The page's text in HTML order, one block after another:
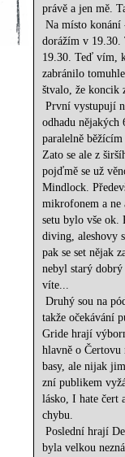
právě a jen mě.
Na místo
dorážím v 19.30.
19.30. Teď vím,
zabránilo
štvalo, že koncik
První vystupují
odhadu nějakých
paralelně
Zato se ale z
pojďmě se už
Mindlock.
mikrofonem a ne
setu bylo vše ok.
diving, aleshovy
pak se set nějak
nebyl starý
víte...
Druhý sou na
takže očekávání
Gride hrají
hlavně o
basy, ale nijak
zní publikem
lásko, I hate čert
chybu.
Poslední hrají
byla velkou